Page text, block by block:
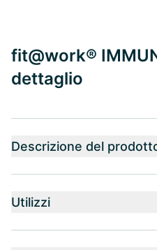
fit@work®
dettaglio
Descrizione del
Utilizzi